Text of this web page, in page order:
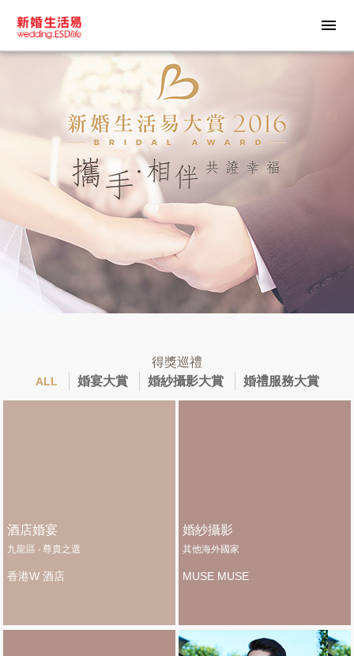
得獎巡禮
ALL 婚宴大賞 婚紗攝影大賞 婚禮服務大賞
酒店婚宴
九龍區 ‧ 尊貴之選
香港W 酒店
婚紗攝影
其他海外國家
MUSE MUSE